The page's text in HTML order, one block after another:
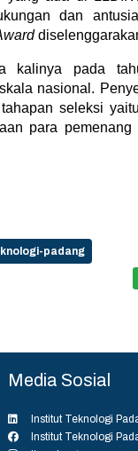
dan
kalinya pada
nasional.
seleksi
para
padang
Media Sosial
Institut Teknologi
Institut Teknologi